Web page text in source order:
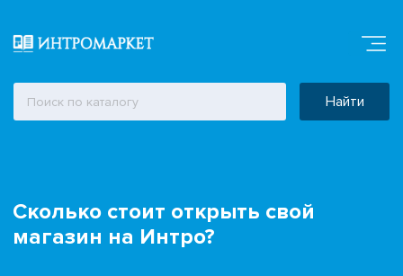
Найти
Сколько стоит открыть свой
магазин на Интро?